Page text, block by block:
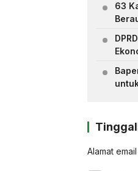
63
Alamat